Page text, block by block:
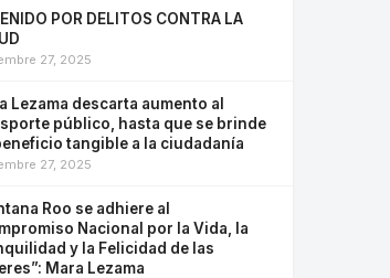
POR DELITOS CONTRA LA
27, 2025
Lezama descarta aumento al
público, hasta que se brinde
tangible a la ciudadanía
27, 2025
Roo se adhiere al
Nacional por la Vida, la
y la Felicidad de las
Mara Lezama